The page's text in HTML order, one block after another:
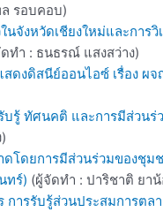
รอบคอบ)
จังหวัดเชียงใหม่และการ
ทำ : ธนธรณ์ แสงสว่าง)
ดงดิสนีย์ออนไอซ์ เรื่อง ผ
รู้ ทัศนคติ และการมีส่วน
ดยการมีส่วนร่วมของชุมช
ทร์) (ผู้จัดทำ : ปาริชาติ ยา
การรับรู้ส่วนประสมการต